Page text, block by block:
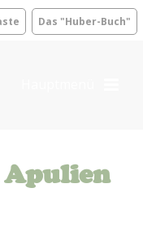
Das "Huber-Buch"